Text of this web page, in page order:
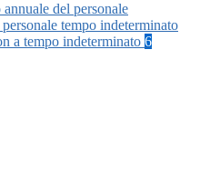
del personale
tempo indeterminato
a tempo indeterminato 6